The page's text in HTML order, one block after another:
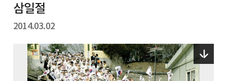
삼일절
2014.03.02